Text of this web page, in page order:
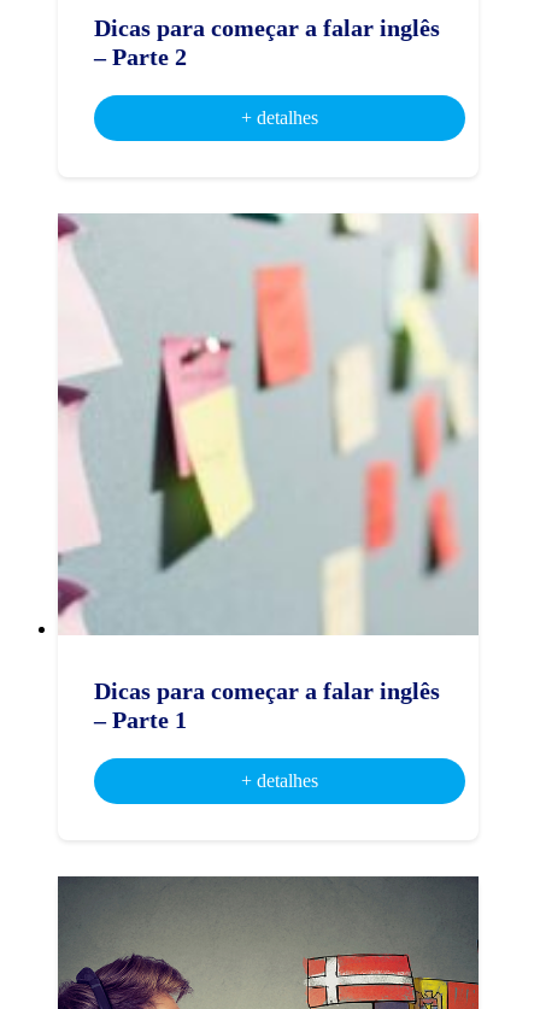
Dicas para começar a falar inglês
– Parte 2
+ detalhes
Dicas para começar a falar inglês
– Parte 1
+ detalhes